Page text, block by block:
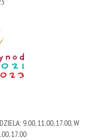
9.00, 11.00, 17.00, W
17.00